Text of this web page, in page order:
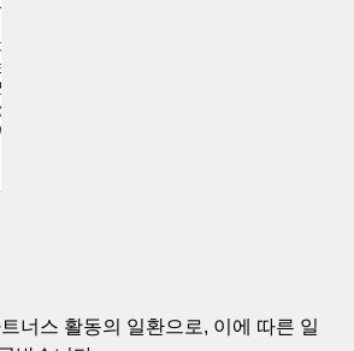
너스 활동의 일환으로, 이에 따른 일